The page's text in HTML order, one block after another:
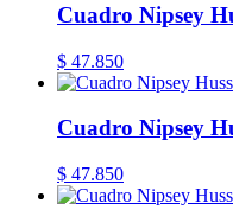
Cuadro Nipsey
$ 47.850
Cuadro Nipsey
$ 47.850